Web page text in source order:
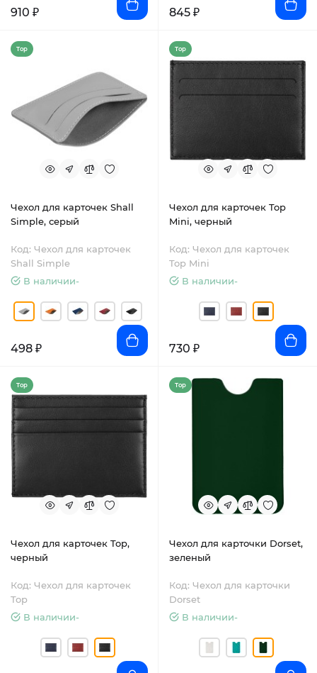
910 ₽ 845 ₽
Top
Чехол для карточек Shall
Simple, серый
Код: Чехол для карточек
Shall Simple
В наличии-
498 ₽
Top
Чехол для карточек Top
Mini, черный
Код: Чехол для карточек
Top Mini
В наличии-
730 ₽
Top
Чехол для карточек Top,
черный
Код: Чехол для карточек
Top
В наличии-
Top
Чехол для карточки Dorset,
зеленый
Код: Чехол для карточки
Dorset
В наличии-